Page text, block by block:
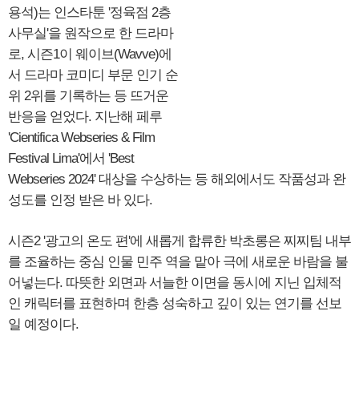
용석)는 인스타툰 '정육점 2층
사무실'을 원작으로 한 드라마
로, 시즌1이 웨이브(Wavve)에
서 드라마 코미디 부문 인기 순
위 2위를 기록하는 등 뜨거운
반응을 얻었다. 지난해 페루
'Cientifica Webseries & Film
Festival Lima'에서 'Best
Webseries 2024' 대상을 수상하는 등 해외에서도 작품성과 완
성도를 인정 받은 바 있다.
시즌2 '광고의 온도 편'에 새롭게 합류한 박초롱은 찌찌팀 내부
를 조율하는 중심 인물 민주 역을 맡아 극에 새로운 바람을 불
어넣는다. 따뜻한 외면과 서늘한 이면을 동시에 지닌 입체적
인 캐릭터를 표현하며 한층 성숙하고 깊이 있는 연기를 선보
일 예정이다.